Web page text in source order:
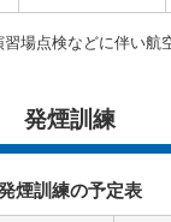
場点検などに伴い航
発煙訓練
煙訓練の予定表